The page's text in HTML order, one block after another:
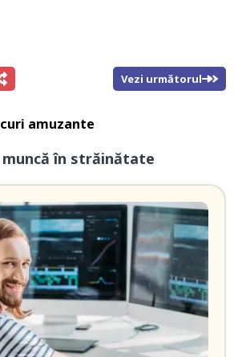
Vezi următorul
amuzante
în străinătate